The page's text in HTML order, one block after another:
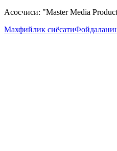
Асосчиси: "Master Media
Махфийлик сиёсати